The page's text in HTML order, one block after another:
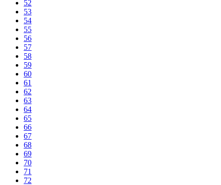
52
53
54
55
56
57
58
59
60
61
62
63
64
65
66
67
68
69
70
71
72